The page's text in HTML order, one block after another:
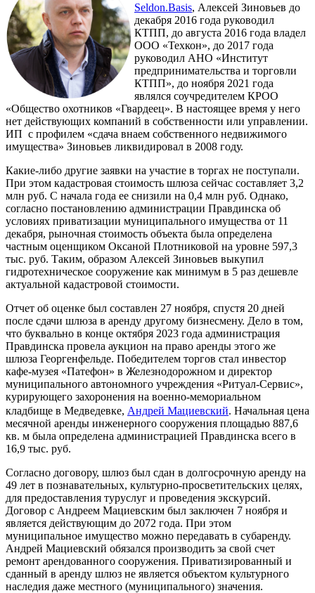
Seldon.Basis, Алексей Зиновьев до
декабря 2016 года руководил
КТПП, до августа 2016 года владел
ООО «Техкон», до 2017 года
руководил АНО «Институт
предпринимательства и торговли
КТПП», до ноября 2021 года
являлся соучредителем КРОО
«Общество охотников «Гвардеец». В настоящее время у него
нет действующих компаний в собственности или управлении.
ИП с профилем «сдача внаем собственного недвижимого
имущества» Зиновьев ликвидировал в 2008 году.
Какие-либо другие заявки на участие в торгах не поступали.
При этом кадастровая стоимость шлюза сейчас составляет 3,2
млн руб. С начала года ее снизили на 0,4 млн руб. Однако,
согласно постановлению администрации Правдинска об
условиях приватизации муниципального имущества от 11
декабря, рыночная стоимость объекта была определена
частным оценщиком Оксаной Плотниковой на уровне 597,3
тыс. руб. Таким, образом Алексей Зиновьев выкупил
гидротехническое сооружение как минимум в 5 раз дешевле
актуальной кадастровой стоимости.
Отчет об оценке был составлен 27 ноября, спустя 20 дней
после сдачи шлюза в аренду другому бизнесмену. Дело в том,
что буквально в конце октября 2023 года администрация
Правдинска провела аукцион на право аренды этого же
шлюза Георгенфельде. Победителем торгов стал инвестор
кафе-музея «Патефон» в Железнодорожном и директор
муниципального автономного учреждения «Ритуал-Сервис»,
курирующего захоронения на военно-мемориальном
кладбище в Медведевке, Андрей Мациевский. Начальная цена
месячной аренды инженерного сооружения площадью 887,6
кв. м была определена администрацией Правдинска всего в
16,9 тыс. руб.
Согласно договору, шлюз был сдан в долгосрочную аренду на
49 лет в познавательных, культурно-просветительских целях,
для предоставления туруслуг и проведения экскурсий.
Договор с Андреем Мациевским был заключен 7 ноября и
является действующим до 2072 года. При этом
муниципальное имущество можно передавать в субаренду.
Андрей Мациевский обязался производить за свой счет
ремонт арендованного сооружения. Приватизированный и
сданный в аренду шлюз не является объектом культурного
наследия даже местного (муниципального) значения.